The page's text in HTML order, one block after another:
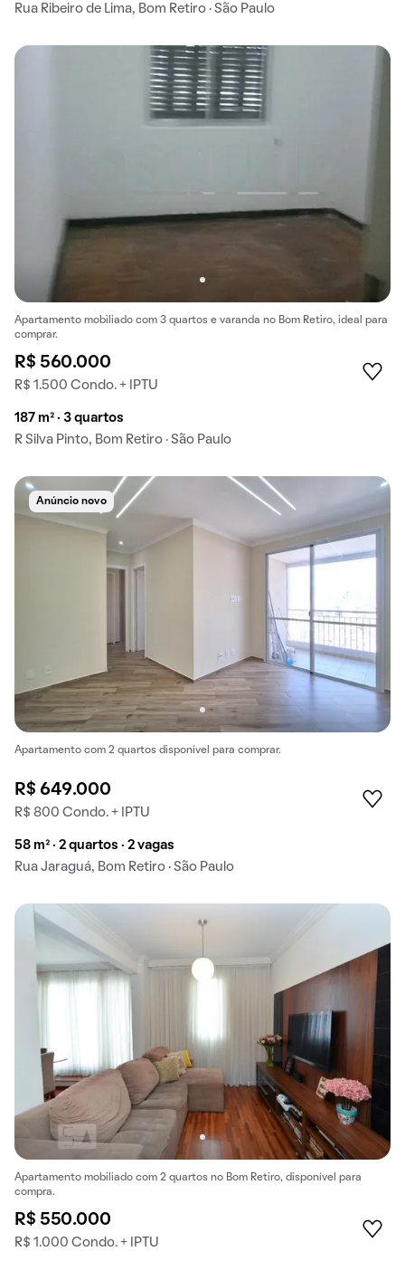
Rua Ribeiro de Lima, Bom Retiro · São Paulo
Apartamento mobiliado com 3 quartos e varanda no Bom Retiro, ideal para
comprar.
R$ 560.000
R$ 1.500 Condo. + IPTU
187 m² · 3 quartos
R Silva Pinto, Bom Retiro · São Paulo
Anúncio novo
Apartamento com 2 quartos disponível para comprar.
R$ 649.000
R$ 800 Condo. + IPTU
58 m² · 2 quartos · 2 vagas
Rua Jaraguá, Bom Retiro · São Paulo
Apartamento mobiliado com 2 quartos no Bom Retiro, disponível para
compra.
R$ 550.000
R$ 1.000 Condo. + IPTU